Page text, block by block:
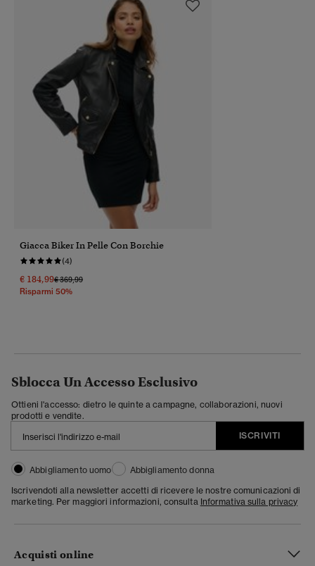
Giacca Biker In Pelle Con Borchie
(4)
€ 184,99Prezzo Ridotto Da
€ 369,99A
Risparmi 50%
Sblocca Un Accesso Esclusivo
Ottieni l'accesso: dietro le quinte a campagne, collaborazioni, nuovi
prodotti e vendite.
ISCRIVITI
Abbigliamento uomo
Abbigliamento donna
Iscrivendoti alla newsletter accetti di ricevere le nostre comunicazioni di
marketing. Per maggiori informazioni, consulta Informativa sulla privacy
Acquisti online